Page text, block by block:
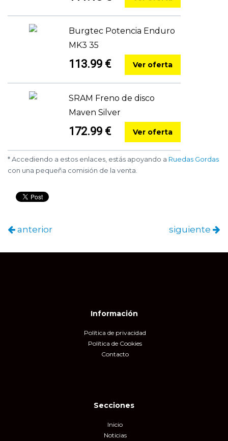
Burgtec Potencia Enduro
MK3 35
113.99 € Ver oferta
SRAM Freno de disco
Maven Silver
172.99 € Ver oferta
* Accediendo a estos enlaces, estás apoyando a Ruedas Gordas
con una pequeña comisión de la venta.
anterior siguiente
Información
Política de privacidad
Política de Cookies
Contacto
Secciones
Inicio
Noticias